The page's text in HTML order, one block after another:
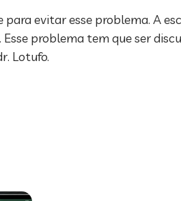
evitar esse problema. A
problema tem que ser
Lotufo.